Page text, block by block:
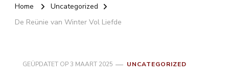
Home
Uncategorized
De Reünie van Winter Vol Liefde
GEÜPDATET OP 3 MAART 2025 UNCATEGORIZED